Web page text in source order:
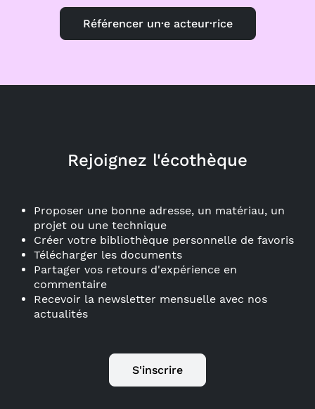
Référencer un·e acteur·rice
Rejoignez l'écothèque
Proposer une bonne adresse, un matériau, un
projet ou une technique
Créer votre bibliothèque personnelle de favoris
Télécharger les documents
Partager vos retours d'expérience en
commentaire
Recevoir la newsletter mensuelle avec nos
actualités
S'inscrire